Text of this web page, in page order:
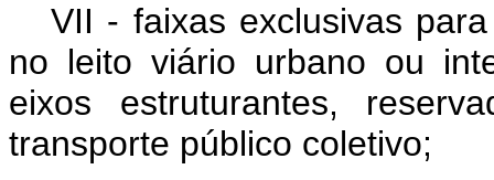
VII - faixas exclusivas
no leito viário urbano ou
eixos estruturantes,
transporte público coletivo;